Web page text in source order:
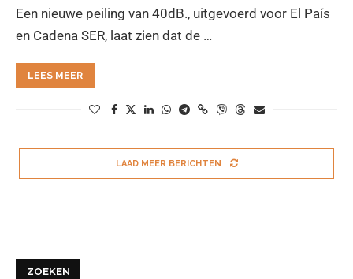
Een nieuwe peiling van 40dB., uitgevoerd voor El País
en Cadena SER, laat zien dat de …
LEES MEER
LAAD MEER BERICHTEN
ZOEKEN